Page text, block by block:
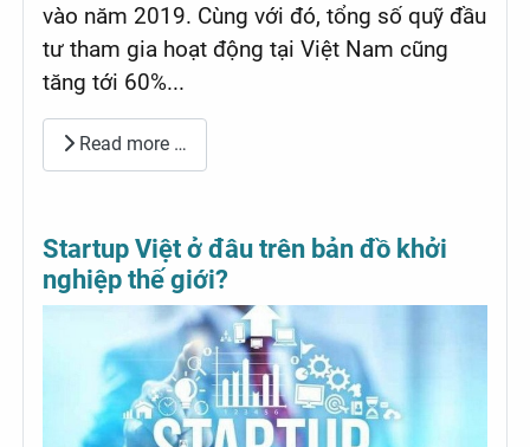
vào năm 2019. Cùng với đó, tổng số quỹ đầu
tư tham gia hoạt động tại Việt Nam cũng
tăng tới 60%...
Read more …
Startup Việt ở đâu trên bản đồ khởi
nghiệp thế giới?